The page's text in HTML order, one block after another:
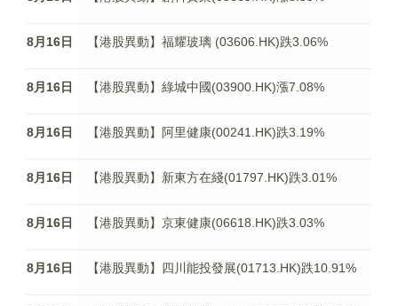
8月16日 【港股異動】福耀玻璃 (03606.HK)跌3.06%
8月16日 【港股異動】綠城中國(03900.HK)漲7.08%
8月16日 【港股異動】阿里健康(00241.HK)跌3.19%
8月16日 【港股異動】新東方在綫(01797.HK)跌3.01%
8月16日 【港股異動】京東健康(06618.HK)跌3.03%
8月16日 【港股異動】四川能投發展(01713.HK)跌10.91%